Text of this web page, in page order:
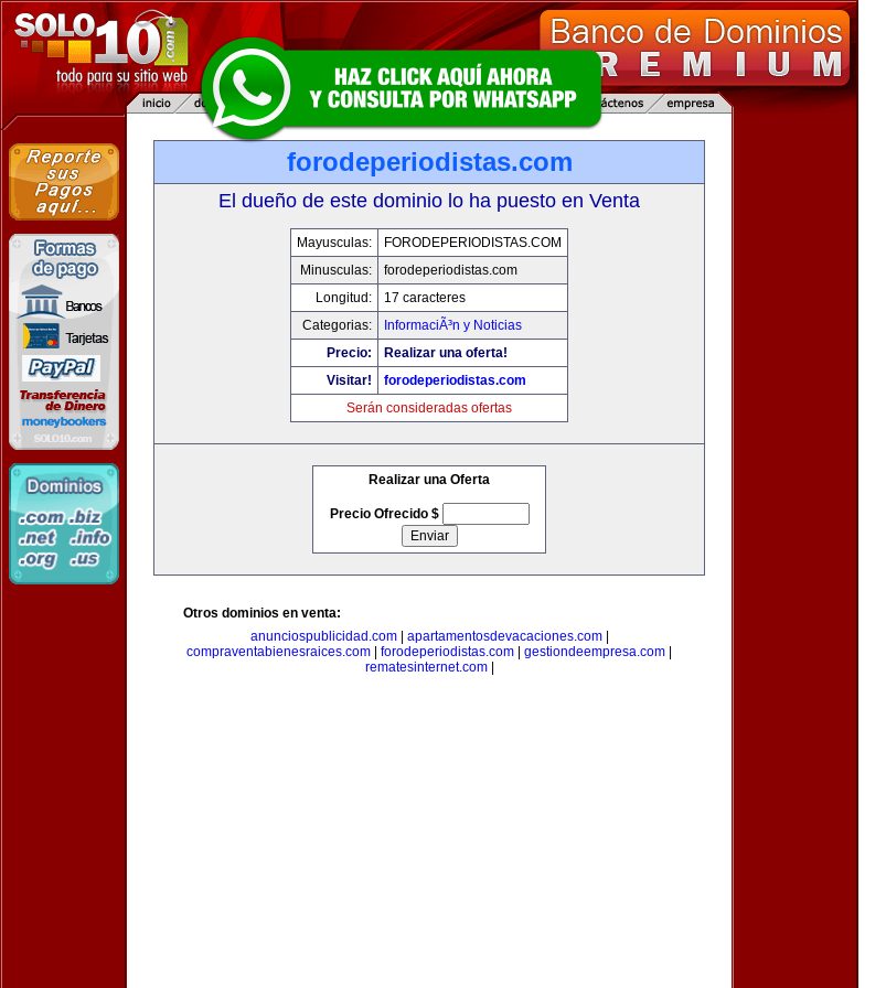
forodeperiodistas.com
El dueño de este dominio lo ha puesto en Venta
Mayusculas:
FORODEPERIODISTAS.COM
Minusculas:
forodeperiodistas.com
Longitud:
17 caracteres
Categorias:
InformaciÃ³n y Noticias
Precio:
Realizar una oferta!
Visitar!
forodeperiodistas.com
Serán consideradas ofertas
Realizar una Oferta
Precio Ofrecido $
Otros dominios en venta:
anunciospublicidad.com| apartamentosdevacaciones.com|
compraventabienesraices.com
forodeperiodistas.com gestiondeempresa.com
rematesinternet.com|